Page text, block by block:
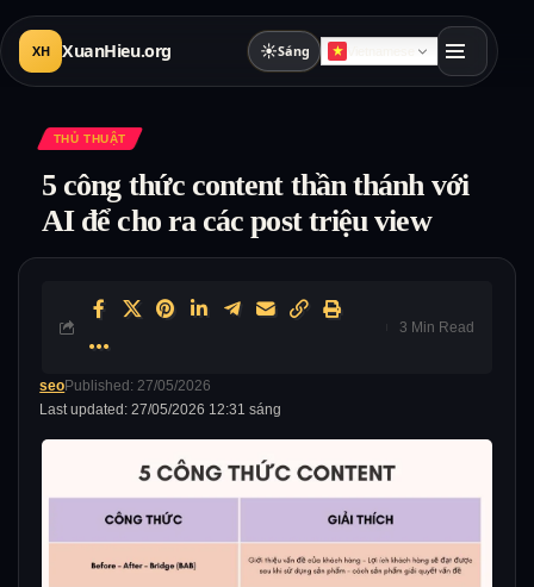
XH XuanHieu.org ☀Sáng
THỦ THUẬT
5 công thức content thần thánh với
AI để cho ra các post triệu view
Last updated: 27/05/2026 12:31 sáng
seoPublished: 27/05/2026
3 Min Read